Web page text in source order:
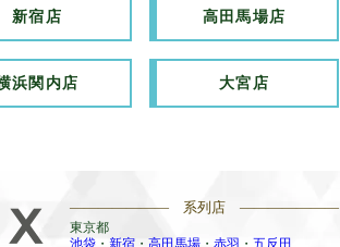
新宿店 高田馬場店
浜関内店 大宮店
——————— 系列店 ———————
東京都